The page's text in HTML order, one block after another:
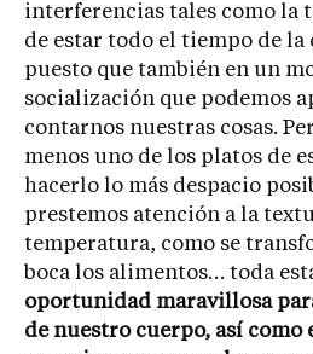
interferencias tales como la
de estar todo el tiempo de la
puesto que también en un
socialización que podemos
contarnos nuestras cosas.
menos uno de los platos de
hacerlo lo más despacio
prestemos atención a la
temperatura, como se
boca los alimentos… toda
oportunidad maravillosa
de nuestro cuerpo, así como